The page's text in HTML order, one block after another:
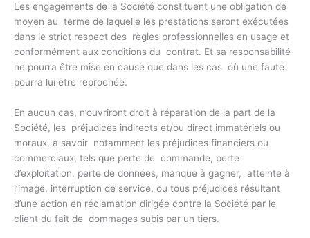
Les engagements de la Société constituent une obligation de
moyen au terme de laquelle les prestations seront exécutées
dans le strict respect des règles professionnelles en usage et
conformément aux conditions du contrat. Et sa responsabilité
ne pourra être mise en cause que dans les cas où une faute
pourra lui être reprochée.
En aucun cas, n’ouvriront droit à réparation de la part de la
Société, les préjudices indirects et/ou direct immatériels ou
moraux, à savoir notamment les préjudices financiers ou
commerciaux, tels que perte de commande, perte
d’exploitation, perte de données, manque à gagner, atteinte à
l’image, interruption de service, ou tous préjudices résultant
d’une action en réclamation dirigée contre la Société par le
client du fait de dommages subis par un tiers.